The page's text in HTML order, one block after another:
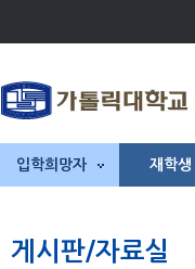
입학희망자 재학생
게시판/자료실